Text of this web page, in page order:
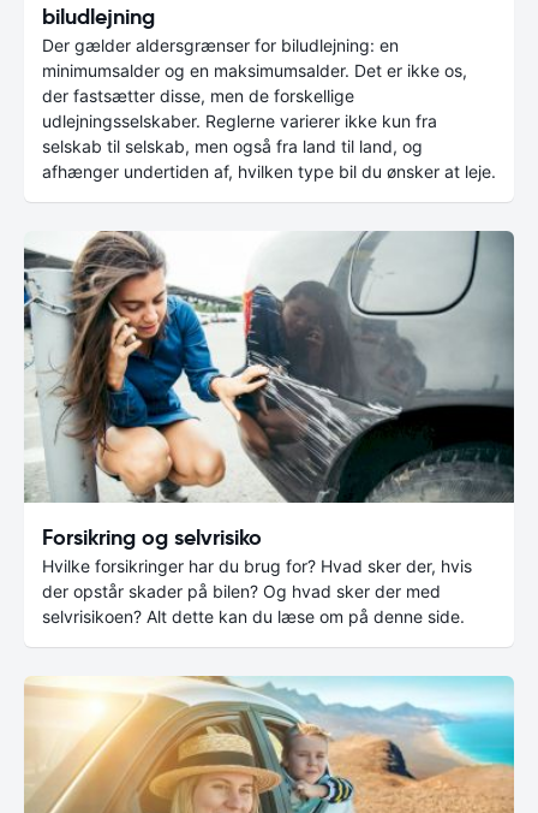
biludlejning
Der gælder aldersgrænser for biludlejning: en
minimumsalder og en maksimumsalder. Det er ikke os,
der fastsætter disse, men de forskellige
udlejningsselskaber. Reglerne varierer ikke kun fra
selskab til selskab, men også fra land til land, og
afhænger undertiden af, hvilken type bil du ønsker at leje.
Forsikring og selvrisiko
Hvilke forsikringer har du brug for? Hvad sker der, hvis
der opstår skader på bilen? Og hvad sker der med
selvrisikoen? Alt dette kan du læse om på denne side.